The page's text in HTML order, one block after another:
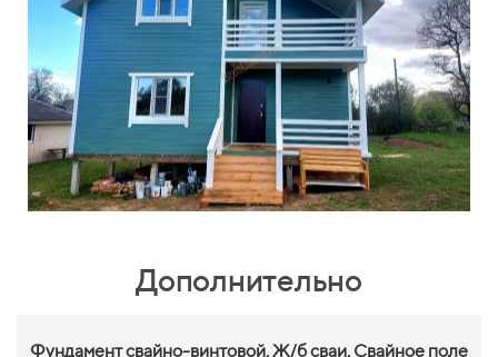
Дополнительно
Фундамент свайно-винтовой,Ж/б сваи, Свайное поле